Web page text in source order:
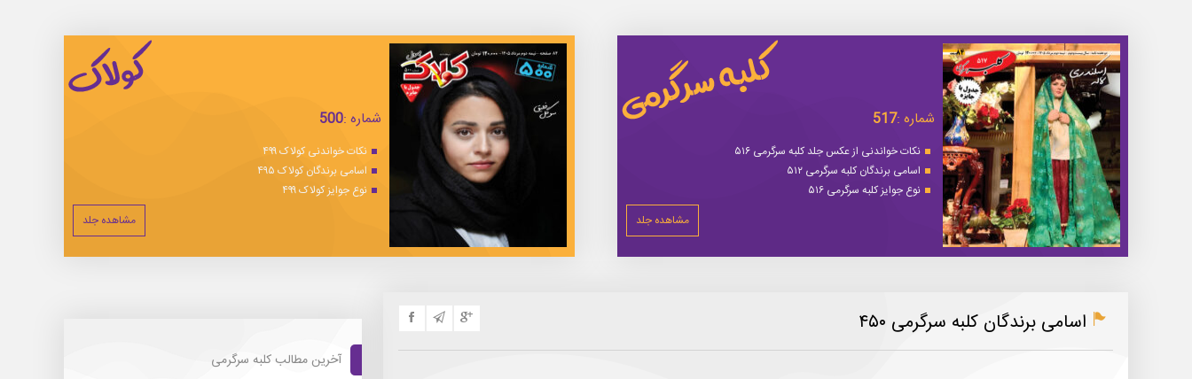
شماره :517
نکات خواندنی از عکس جلد کلبه سرگرمی ۵۱۶
اسامی برندگان کلبه سرگرمی ۵۱۲
نوع جوایز کلبه سرگرمی ۵۱۶
مشاهده جلد
شماره :500
نکات خواندنی کولاک ۴۹۹
اسامی برندگان کولاک ۴۹۵
نوع جوایز کولاک ۴۹۹
مشاهده جلد
اسامی برندگان کلبه سرگرمی ۴۵۰
آخرین مطالب کلبه سرگرمی